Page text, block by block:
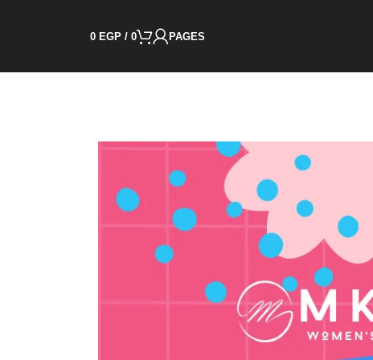
PAGES
0
/
0 EGP